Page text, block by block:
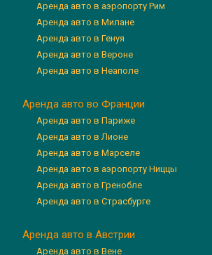
Аренда авто в аэропорту Рим
Аренда авто в Милане
Аренда авто в Генуя
Аренда авто в Вероне
Аренда авто в Неаполе
Аренда авто во Франции
Аренда авто в Париже
Аренда авто в Лионе
Аренда авто в Марселе
Аренда авто в аэропорту Ниццы
Аренда авто в Гренобле
Аренда авто в Страсбурге
Аренда авто в Австрии
Аренда авто в Вене